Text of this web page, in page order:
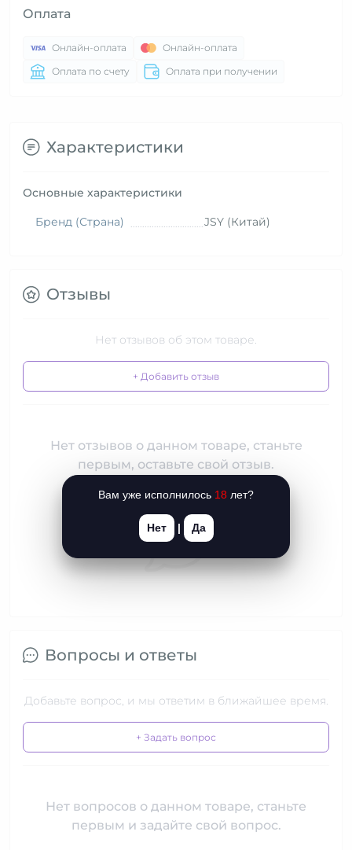
Оплата
Онлайн-оплата
Онлайн-оплата
Оплата по счету
Оплата при получении
Характеристики
Основные характеристики
Бренд (Страна) JSY (Китай)
Отзывы
Нет отзывов об этом товаре.
+ Добавить отзыв
Нет отзывов о данном товаре, станьте
первым, оставьте свой отзыв.
Вопросы и ответы
Добавьте вопрос, и мы ответим в ближайшее время.
+ Задать вопрос
Нет вопросов о данном товаре, станьте
первым и задайте свой вопрос.
Вам уже исполнилось 18 лет?
Нет | Да